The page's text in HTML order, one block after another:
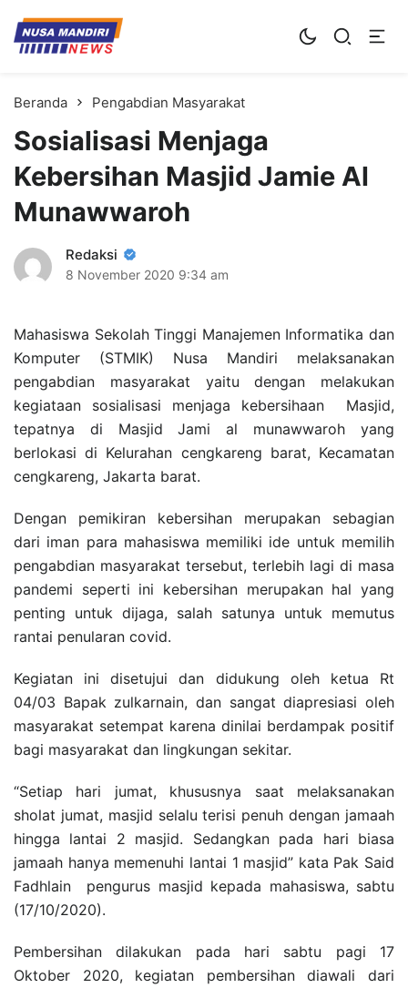
Kampus Digital Bisnis
Universitas Nusa Mandiri
Beranda Pengabdian Masyarakat
Sosialisasi Menjaga
Kebersihan Masjid Jamie Al
Munawwaroh
Redaksi
8 November 2020 9:34 am
Mahasiswa Sekolah Tinggi Manajemen Informatika dan
Komputer (STMIK) Nusa Mandiri melaksanakan
pengabdian masyarakat yaitu dengan melakukan
kegiataan sosialisasi menjaga kebersihaan Masjid,
tepatnya di Masjid Jami al munawwaroh yang
berlokasi di Kelurahan cengkareng barat, Kecamatan
cengkareng, Jakarta barat.
Dengan pemikiran kebersihan merupakan sebagian
dari iman para mahasiswa memiliki ide untuk memilih
pengabdian masyarakat tersebut, terlebih lagi di masa
pandemi seperti ini kebersihan merupakan hal yang
penting untuk dijaga, salah satunya untuk memutus
rantai penularan covid.
Kegiatan ini disetujui dan didukung oleh ketua Rt
04/03 Bapak zulkarnain, dan sangat diapresiasi oleh
masyarakat setempat karena dinilai berdampak positif
bagi masyarakat dan lingkungan sekitar.
“Setiap hari jumat, khususnya saat melaksanakan
sholat jumat, masjid selalu terisi penuh dengan jamaah
hingga lantai 2 masjid. Sedangkan pada hari biasa
jamaah hanya memenuhi lantai 1 masjid” kata Pak Said
Fadhlain pengurus masjid kepada mahasiswa, sabtu
(17/10/2020).
Pembersihan dilakukan pada hari sabtu pagi 17
Oktober 2020, kegiatan pembersihan diawali dari